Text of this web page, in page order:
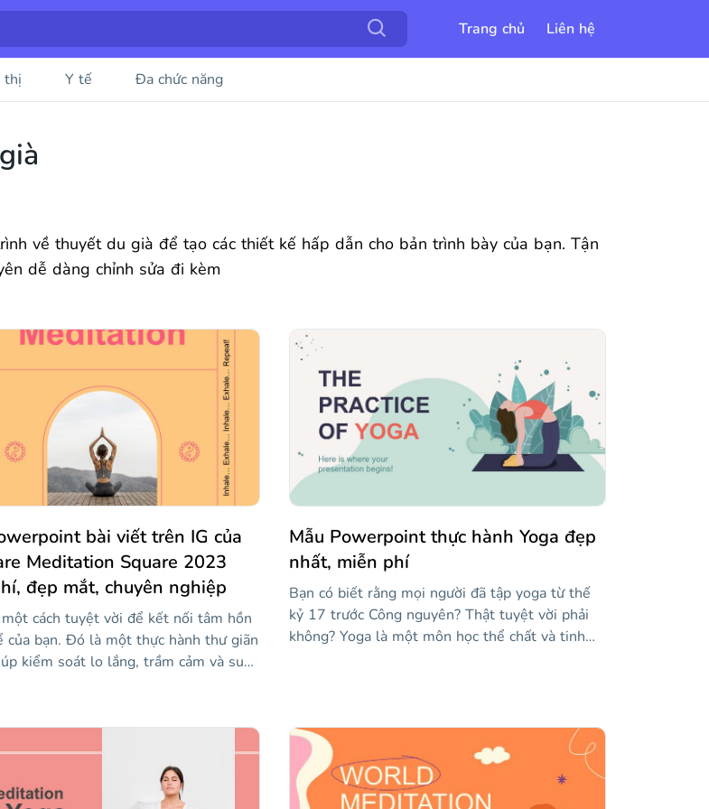
Trang chủ Liên hệ
thị Y tế Đa chức năng
về thuyết du già để tạo các thiết kế hấp dẫn cho bản trình bày của bạn. Tận
dễ dàng chỉnh sửa đi kèm
bài viết trên IG của
Meditation Square 2023
đẹp mắt, chuyên nghiệp
cách tuyệt vời để kết nối tâm hồn
của bạn. Đó là một thực hành thư giãn
kiểm soát lo lắng, trầm cảm và suy
thích cho những người theo dõi của
thức hoạt động của nó không? Có thể
trung tâm thiền, yoga hoặc Pilates
làm cho nó được biết đến trên phương
Mẫu Powerpoint thực hành Yoga đẹp
nhất, miễn phí
Bạn có biết rằng mọi người đã tập yoga từ thế
kỷ 17 trước Công nguyên? Thật tuyệt vời phải
không? Yoga là một môn học thể chất và tinh
bày và PowerPoint để trình bày nội dung bạn
muốn với một chút yoga. Chủ đề của bài thuyết
trình này là yoga, nhưng vì nó đa năng, bạn có
thể điều chỉnh nó cho phù hợp với bất cứ điều gì